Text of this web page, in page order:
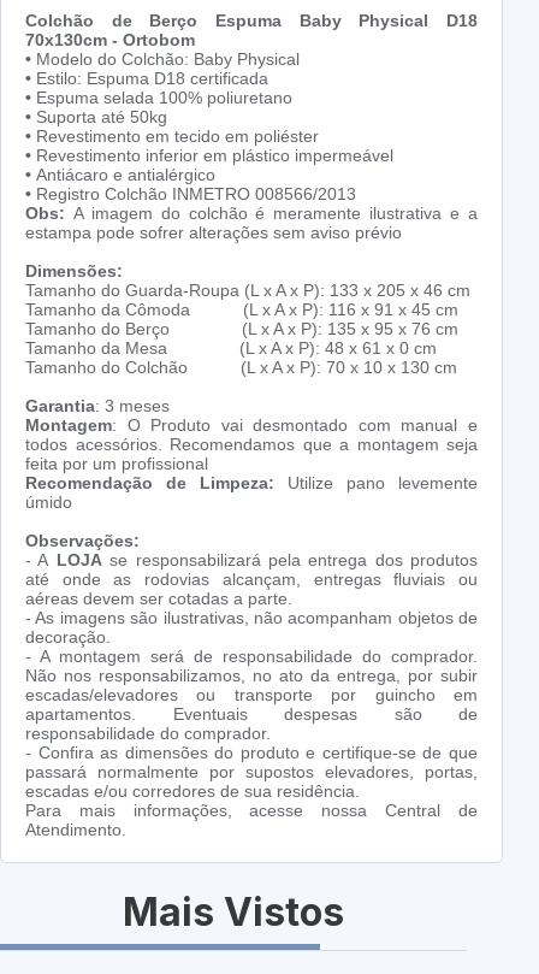
Colchão de Berço Espuma Baby Physical D18
70x130cm - Ortobom
• Modelo do Colchão: Baby Physical
• Estilo: Espuma D18 certificada
• Espuma selada 100% poliuretano
• Suporta até 50kg
• Revestimento em tecido em poliéster
• Revestimento inferior em plástico impermeável
• Antiácaro e antialérgico
• Registro Colchão INMETRO 008566/2013
Obs: A imagem do colchão é meramente ilustrativa e a
estampa pode sofrer alterações sem aviso prévio
Dimensões:
Tamanho do Guarda-Roupa (L x A x P): 133 x 205 x 46 cm
Tamanho da Cômoda (L x A x P): 116 x 91 x 45 cm
Tamanho do Berço (L x A x P): 135 x 95 x 76 cm
Tamanho da Mesa (L x A x P): 48 x 61 x 0 cm
Tamanho do Colchão (L x A x P): 70 x 10 x 130 cm
Garantia: 3 meses
Montagem: O Produto vai desmontado com manual e
todos acessórios. Recomendamos que a montagem seja
feita por um profissional
Recomendação de Limpeza: Utilize pano levemente
úmido
Observações:
- A LOJAse responsabilizará pela entrega dos produtos
até onde as rodovias alcançam, entregas fluviais ou
aéreas devem ser cotadas a parte.
- As imagens são ilustrativas, não acompanham objetos de
decoração.
- A montagem será de responsabilidade do comprador.
Não nos responsabilizamos, no ato da entrega, por subir
escadas/elevadores ou transporte por guincho em
apartamentos. Eventuais despesas são de
responsabilidade do comprador.
- Confira as dimensões do produto e certifique-se de que
passará normalmente por supostos elevadores, portas,
escadas e/ou corredores de sua residência.
Para mais informações, acesse nossa Central de
Atendimento.
Mais Vistos